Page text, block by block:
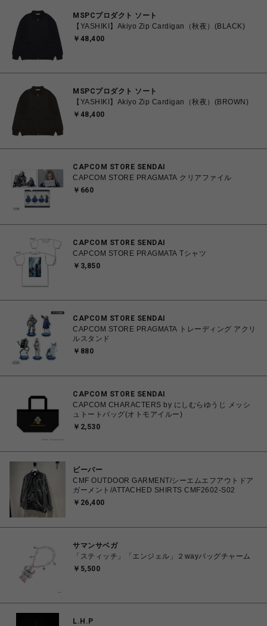
MSPCプロダクト ソート
【YASHIKI】Akiyo Zip Cardigan（秋夜）(BLACK)
￥48,400
MSPCプロダクト ソート
【YASHIKI】Akiyo Zip Cardigan（秋夜）(BROWN)
￥48,400
CAPCOM STORE SENDAI
CAPCOM STORE PRAGMATA クリアファイル
￥660
CAPCOM STORE SENDAI
CAPCOM STORE PRAGMATA Tシャツ
￥3,850
CAPCOM STORE SENDAI
CAPCOM STORE PRAGMATA トレーディング アクリ
ルスタンド
￥880
CAPCOM STORE SENDAI
CAPCOM CHARACTERS by にしむらゆうじ メッシ
ュトートバッグ(オトモアイルー)
￥2,530
ビーバー
CMF OUTDOOR GARMENT/シーエムエフアウトドア
ガーメント/ATTACHED SHIRTS CMF2602-S02
￥26,400
サマンサベガ
「スティッチ」「エンジェル」２wayバッグチャーム
￥5,500
L.H.P